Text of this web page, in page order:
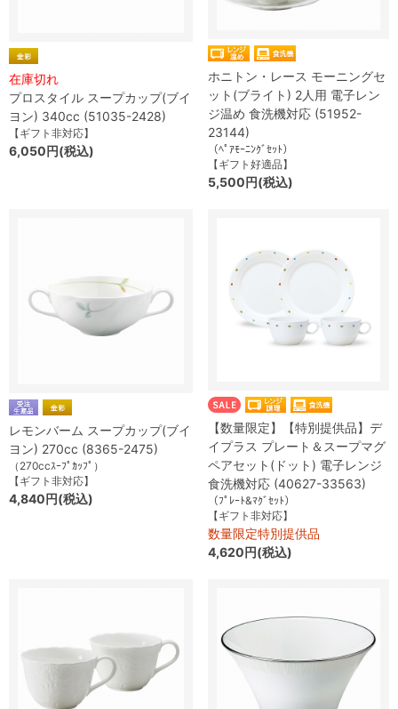
在庫切れ
プロスタイル スープカップ(ブイ
ヨン) 340cc (51035-2428)
【ギフト非対応】
6,050円(税込)
ホニトン・レース モーニングセ
ット(ブライト) 2人用 電子レン
ジ温め 食洗機対応 (51952-
23144)
（ﾍﾟｱﾓｰﾆﾝｸﾞｾｯﾄ）
【ギフト好適品】
5,500円(税込)
レモンバーム スープカップ(ブイ
ヨン) 270cc (8365-2475)
（270ccｽｰﾌﾟｶｯﾌﾟ）
【ギフト非対応】
4,840円(税込)
【数量限定】【特別提供品】デ
イプラス プレート＆スープマグ
ペアセット(ドット) 電子レンジ
食洗機対応 (40627-33563)
（ﾌﾟﾚｰﾄ&ﾏｸﾞｾｯﾄ）
【ギフト非対応】
数量限定特別提供品
4,620円(税込)